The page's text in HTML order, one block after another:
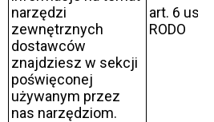
narzędzi
zewnętrznych
dostawców
znajdziesz w sekcji
poświęconej
używanym przez
nas narzędziom.
art. 6 ust.
RODO